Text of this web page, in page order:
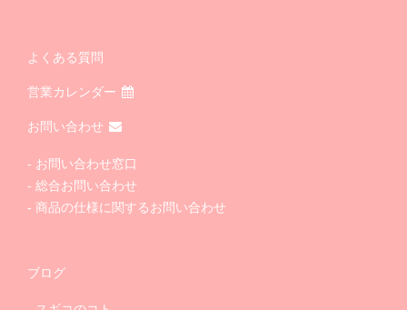
よくある質問
営業カレンダー
お問い合わせ
お問い合わせ窓口
総合お問い合わせ
商品の仕様に関するお問い合わせ
ブログ